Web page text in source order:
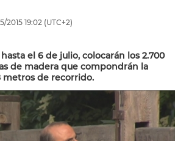
201519:02 (UTC+2)
el 6 de julio, colocarán los 2.700
de madera que compondrán la
metros de recorrido.